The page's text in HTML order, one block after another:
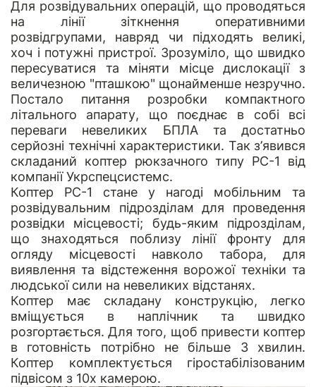
Для розвідувальних операцій, що проводяться
на лінії зіткнення оперативними
розвідгрупами, навряд чи підходять великі,
хоч і потужні пристрої. Зрозуміло, що швидко
пересуватися та міняти місце дислокації з
величезною "пташкою" щонайменше незручно.
Постало питання розробки компактного
літального апарату, що поєднає в собі всі
переваги невеликих БПЛА та достатньо
серйозні технічні характеристики. Так з’явився
складаний коптер рюкзачного типу PC-1 від
компаніїУкрспецсистемс.
Коптер PC-1 стане у нагоді мобільним та
розвідувальним підрозділам для проведення
розвідки місцевості; будь-яким підрозділам,
що знаходяться поблизу лінії фронту для
огляду місцевості навколо табора, для
виявлення та відстеження ворожої техніки та
людської сили на невеликих відстанях.
Коптер має складану конструкцію, легко
вміщується в наплічник та швидко
розгортається. Для того, щоб привести коптер
в готовність потрібно не більше 3 хвилин.
Коптер комплектується гіростабілізованим
підвісом з 10х камерою.